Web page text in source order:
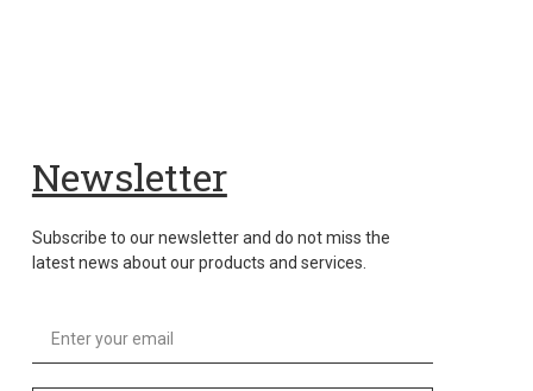
Newsletter
Subscribe to our newsletter and do not miss the
latest news about our products and services.